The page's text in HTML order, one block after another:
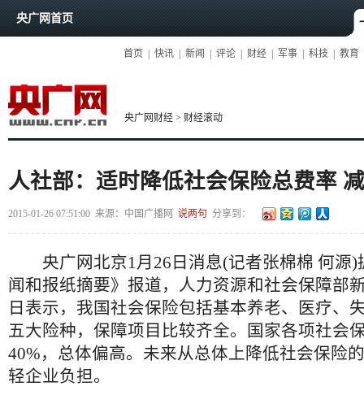
央广网首页
首页 快讯 新闻 评论 财经 军事 科技 教育
央广网财经 > 财经滚动
人社部：适时降低社会保险总费率
2015-01-26 07:51:00 来源： 中国广播网 说两句 分享到：
央广网北京1月26日消息(记者张棉棉 何源)
闻和报纸摘要》报道，人力资源和社会保障部
日表示，我国社会保险包括基本养老、医疗、
五大险种，保障项目比较齐全。国家各项社会
40%，总体偏高。未来从总体上降低社会保险
轻企业负担。